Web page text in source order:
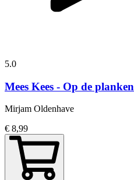
5.0
Mees Kees - Op de planken
Mirjam Oldenhave
€ 8,99